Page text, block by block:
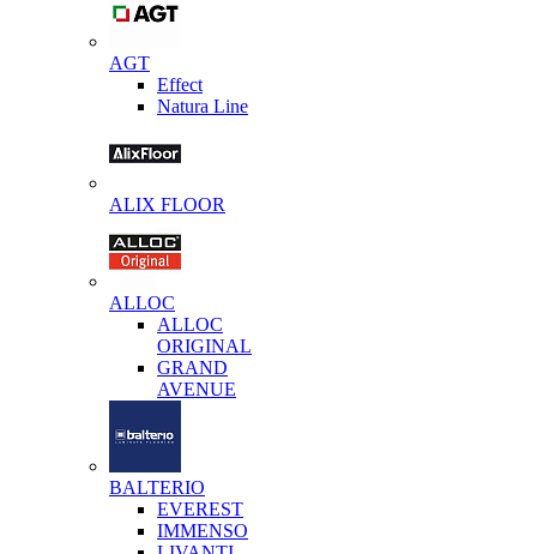
AGT
Effect
Natura Line
ALIX FLOOR
ALLOC
ALLOC
ORIGINAL
GRAND
AVENUE
BALTERIO
EVEREST
IMMENSO